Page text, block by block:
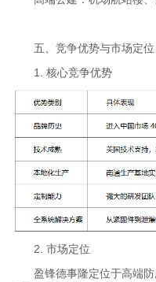
五、竞争优势与市场定位
1. 核心竞争优势
2. 市场定位
盈锋德事隆定位于高端